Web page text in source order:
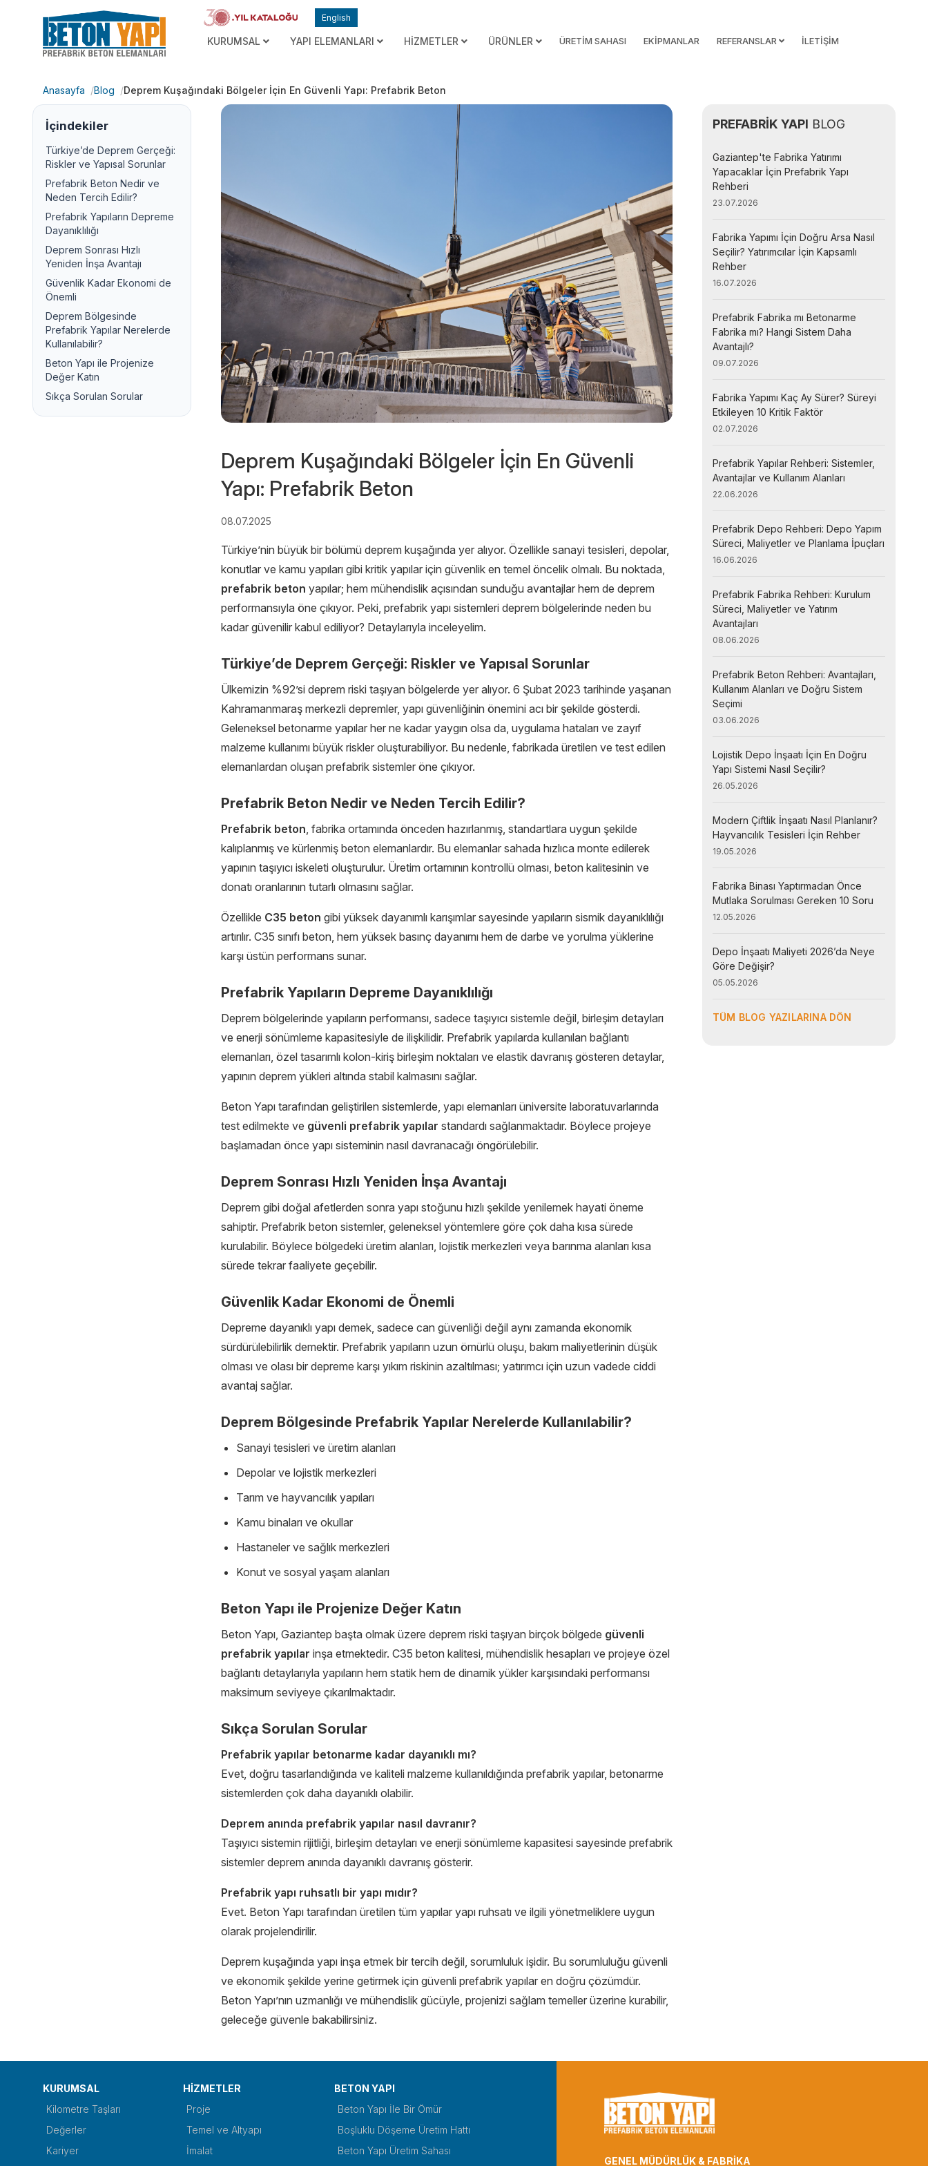
English
KURUMSAL YAPI ELEMANLARI HİZMETLER ÜRÜNLER ÜRETİM SAHASI EKİPMANLAR REFERANSLAR İLETİŞİM
Anasayfa Blog Deprem Kuşağındaki Bölgeler İçin En Güvenli Yapı: Prefabrik Beton
İçindekiler
Türkiye’de Deprem Gerçeği:
Riskler ve Yapısal Sorunlar
Prefabrik Beton Nedir ve
Neden Tercih Edilir?
Prefabrik Yapıların Depreme
Dayanıklılığı
Deprem Sonrası Hızlı
Yeniden İnşa Avantajı
Güvenlik Kadar Ekonomi de
Önemli
Deprem Bölgesinde
Prefabrik Yapılar Nerelerde
Kullanılabilir?
Beton Yapı ile Projenize
Değer Katın
Sıkça Sorulan Sorular
Deprem Kuşağındaki Bölgeler İçin En Güvenli
Yapı: Prefabrik Beton
08.07.2025
Türkiye’nin büyük bir bölümü deprem kuşağında yer alıyor. Özellikle sanayi tesisleri, depolar,
konutlar ve kamu yapıları gibi kritik yapılar için güvenlik en temel öncelik olmalı. Bu noktada,
prefabrik beton yapılar; hem mühendislik açısından sunduğu avantajlar hem de deprem
performansıyla öne çıkıyor. Peki, prefabrik yapı sistemleri deprem bölgelerinde neden bu
kadar güvenilir kabul ediliyor? Detaylarıyla inceleyelim.
Türkiye’de Deprem Gerçeği: Riskler ve Yapısal Sorunlar
Ülkemizin %92’si deprem riski taşıyan bölgelerde yer alıyor. 6 Şubat 2023 tarihinde yaşanan
Kahramanmaraş merkezli depremler, yapı güvenliğinin önemini acı bir şekilde gösterdi.
Geleneksel betonarme yapılar her ne kadar yaygın olsa da, uygulama hataları ve zayıf
malzeme kullanımı büyük riskler oluşturabiliyor. Bu nedenle, fabrikada üretilen ve test edilen
elemanlardan oluşan prefabrik sistemler öne çıkıyor.
Prefabrik Beton Nedir ve Neden Tercih Edilir?
Prefabrik beton , fabrika ortamında önceden hazırlanmış, standartlara uygun şekilde
kalıplanmış ve kürlenmiş beton elemanlardır. Bu elemanlar sahada hızlıca monte edilerek
yapının taşıyıcı iskeleti oluşturulur. Üretim ortamının kontrollü olması, beton kalitesinin ve
donatı oranlarının tutarlı olmasını sağlar.
Özellikle C35 beton gibi yüksek dayanımlı karışımlar sayesinde yapıların sismik dayanıklılığı
artırılır. C35 sınıfı beton, hem yüksek basınç dayanımı hem de darbe ve yorulma yüklerine
karşı üstün performans sunar.
Prefabrik Yapıların Depreme Dayanıklılığı
Deprem bölgelerinde yapıların performansı, sadece taşıyıcı sistemle değil, birleşim detayları
ve enerji sönümleme kapasitesiyle de ilişkilidir. Prefabrik yapılarda kullanılan bağlantı
elemanları, özel tasarımlı kolon-kiriş birleşim noktaları ve elastik davranış gösteren detaylar,
yapının deprem yükleri altında stabil kalmasını sağlar.
Beton Yapı tarafından geliştirilen sistemlerde, yapı elemanları üniversite laboratuvarlarında
test edilmekte ve güvenli prefabrik yapılar standardı sağlanmaktadır. Böylece projeye
başlamadan önce yapı sisteminin nasıl davranacağı öngörülebilir.
Deprem Sonrası Hızlı Yeniden İnşa Avantajı
Deprem gibi doğal afetlerden sonra yapı stoğunu hızlı şekilde yenilemek hayati öneme
sahiptir. Prefabrik beton sistemler, geleneksel yöntemlere göre çok daha kısa sürede
kurulabilir. Böylece bölgedeki üretim alanları, lojistik merkezleri veya barınma alanları kısa
sürede tekrar faaliyete geçebilir.
Güvenlik Kadar Ekonomi de Önemli
Depreme dayanıklı yapı demek, sadece can güvenliği değil aynı zamanda ekonomik
sürdürülebilirlik demektir. Prefabrik yapıların uzun ömürlü oluşu, bakım maliyetlerinin düşük
olması ve olası bir depreme karşı yıkım riskinin azaltılması; yatırımcı için uzun vadede ciddi
avantaj sağlar.
Deprem Bölgesinde Prefabrik Yapılar Nerelerde Kullanılabilir?
Sanayi tesisleri ve üretim alanları
Depolar ve lojistik merkezleri
Tarım ve hayvancılık yapıları
Kamu binaları ve okullar
Hastaneler ve sağlık merkezleri
Konut ve sosyal yaşam alanları
Beton Yapı ile Projenize Değer Katın
Beton Yapı, Gaziantep başta olmak üzere deprem riski taşıyan birçok bölgede güvenli
prefabrik yapılar inşa etmektedir. C35 beton kalitesi, mühendislik hesapları ve projeye özel
bağlantı detaylarıyla yapıların hem statik hem de dinamik yükler karşısındaki performansı
maksimum seviyeye çıkarılmaktadır.
Sıkça Sorulan Sorular
Prefabrik yapılar betonarme kadar dayanıklı mı?
Evet, doğru tasarlandığında ve kaliteli malzeme kullanıldığında prefabrik yapılar, betonarme
sistemlerden çok daha dayanıklı olabilir.
Deprem anında prefabrik yapılar nasıl davranır?
Taşıyıcı sistemin rijitliği, birleşim detayları ve enerji sönümleme kapasitesi sayesinde prefabrik
sistemler deprem anında dayanıklı davranış gösterir.
Prefabrik yapı ruhsatlı bir yapı mıdır?
Evet. Beton Yapı tarafından üretilen tüm yapılar yapı ruhsatı ve ilgili yönetmeliklere uygun
olarak projelendirilir.
Deprem kuşağında yapı inşa etmek bir tercih değil, sorumluluk işidir. Bu sorumluluğu güvenli
ve ekonomik şekilde yerine getirmek için güvenli prefabrik yapılar en doğru çözümdür.
Beton Yapı’nın uzmanlığı ve mühendislik gücüyle, projenizi sağlam temeller üzerine kurabilir,
geleceğe güvenle bakabilirsiniz.
PREFABRİK YAPI BLOG
Gaziantep'te Fabrika Yatırımı
Yapacaklar İçin Prefabrik Yapı
Rehberi
23.07.2026
Fabrika Yapımı İçin Doğru Arsa Nasıl
Seçilir? Yatırımcılar İçin Kapsamlı
Rehber
16.07.2026
Prefabrik Fabrika mı Betonarme
Fabrika mı? Hangi Sistem Daha
Avantajlı?
09.07.2026
Fabrika Yapımı Kaç Ay Sürer? Süreyi
Etkileyen 10 Kritik Faktör
02.07.2026
Prefabrik Yapılar Rehberi: Sistemler,
Avantajlar ve Kullanım Alanları
22.06.2026
Prefabrik Depo Rehberi: Depo Yapım
Süreci, Maliyetler ve Planlama İpuçları
16.06.2026
Prefabrik Fabrika Rehberi: Kurulum
Süreci, Maliyetler ve Yatırım
Avantajları
08.06.2026
Prefabrik Beton Rehberi: Avantajları,
Kullanım Alanları ve Doğru Sistem
Seçimi
03.06.2026
Lojistik Depo İnşaatı İçin En Doğru
Yapı Sistemi Nasıl Seçilir?
26.05.2026
Modern Çiftlik İnşaatı Nasıl Planlanır?
Hayvancılık Tesisleri İçin Rehber
19.05.2026
Fabrika Binası Yaptırmadan Önce
Mutlaka Sorulması Gereken 10 Soru
12.05.2026
Depo İnşaatı Maliyeti 2026’da Neye
Göre Değişir?
05.05.2026
TÜM BLOG YAZILARINA DÖN
KURUMSAL
Kilometre Taşları
Değerler
Kariyer
HİZMETLER
Proje
Temel ve Altyapı
İmalat
BETON YAPI
Beton Yapı İle Bir Ömür
Boşluklu Döşeme Üretim Hattı
Beton Yapı Üretim Sahası
GENEL MÜDÜRLÜK & FABRİKA